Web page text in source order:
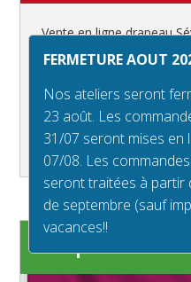
Vente en ligne drapeau
de 5 à
Drapeau Tolède
FERMETURE AOUT
Nos ateliers seront
23 août. Les
31/07 seront mises en
07/08. Les
seront traitées à partir
de septembre (sauf
vacances!!